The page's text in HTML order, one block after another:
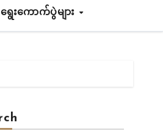
ရွေးကောက်ပွဲများ